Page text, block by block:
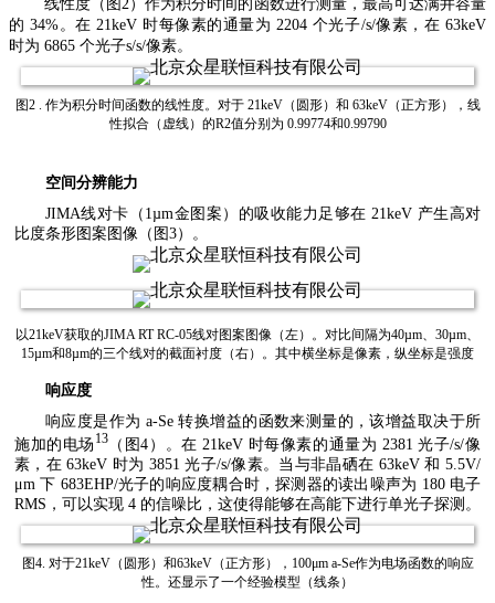
线性度（图2）作为积分时间的函数进行测量，最高可达满井容量
的 34%。在 21keV 时每像素的通量为 2204 个光子/s/像素，在 63keV
时为 6865 个光子s/s/像素。
图2 . 作为积分时间函数的线性度。对于 21keV（圆形）和 63keV（正方形），线
性拟合（虚线）的R2值分别为 0.99774和0.99790
空间分辨能力
JIMA线对卡（1µm金图案）的吸收能力足够在 21keV 产生高对
比度条形图案图像（图3）。
以21keV获取的JIMA RT RC-05线对图案图像（左）。对比间隔为40µm、30µm、
15µm和8µm的三个线对的截面衬度（右）。其中横坐标是像素，纵坐标是强度
响应度
响应度是作为 a-Se 转换增益的函数来测量的，该增益取决于所
施加的电场 13（图4）。在 21keV 时每像素的通量为 2381 光子/s/像
素，在 63keV 时为 3851 光子/s/像素。当与非晶硒在 63keV 和 5.5V/
μm 下 683EHP/光子的响应度耦合时，探测器的读出噪声为 180 电子
RMS，可以实现 4 的信噪比，这使得能够在高能下进行单光子探测。
图4. 对于21keV（圆形）和63keV（正方形），100μm a-Se作为电场函数的响应
性。还显示了一个经验模型（线条）